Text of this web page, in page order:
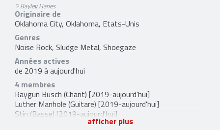
© Bayley Hanes
Originaire de
Oklahoma City, Oklahoma, Etats-Unis
Genres
Noise Rock, Sludge Metal, Shoegaze
Années actives
de 2019 à aujourd'hui
4 membres
Raygun Busch (Chant) [2019-aujourd'hui]
Luther Manhole (Guitare) [2019-aujourd'hui]
Stin (Basse) [2019-aujourd'hui]
(Batterie) [2019-aujourd'hui]
afficher plus